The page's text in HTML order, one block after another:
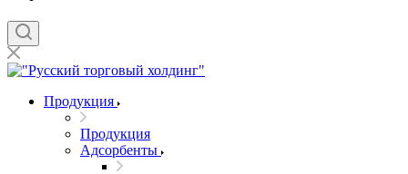
Продукция
Продукция
Адсорбенты